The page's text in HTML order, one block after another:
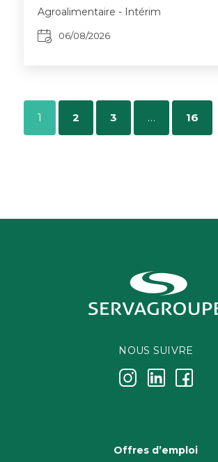
Agroalimentaire - Intérim
06/08/2026
1 2 3 … 16
NOUS SUIVRE
j k i
Offres d’emploi